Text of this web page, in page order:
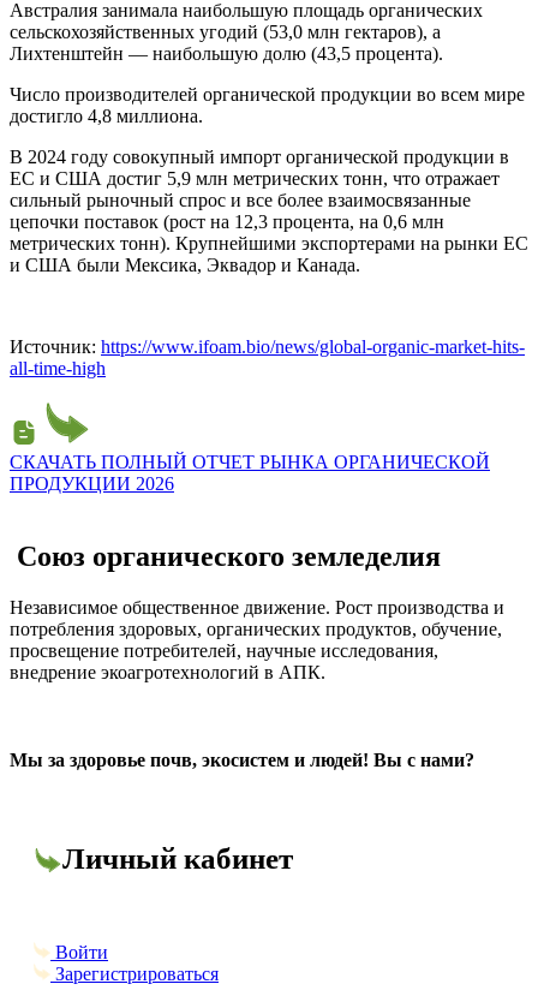
Австралия занимала наибольшую площадь органических
сельскохозяйственных угодий (53,0 млн гектаров), а
Лихтенштейн — наибольшую долю (43,5 процента).
Число производителей органической продукции во всем мире
достигло 4,8 миллиона.
В 2024 году совокупный импорт органической продукции в
ЕС и США достиг 5,9 млн метрических тонн, что отражает
сильный рыночный спрос и все более взаимосвязанные
цепочки поставок (рост на 12,3 процента, на 0,6 млн
метрических тонн). Крупнейшими экспортерами на рынки ЕС
и США были Мексика, Эквадор и Канада.
Источник: https://www.ifoam.bio/news/global-organic-market-hits-
all-time-high
СКАЧАТЬ ПОЛНЫЙ ОТЧЕТ РЫНКА ОРГАНИЧЕСКОЙ
ПРОДУКЦИИ 2026
Союз органического земледелия
Независимое общественное движение. Рост производства и
потребления здоровых, органических продуктов, обучение,
просвещение потребителей, научные исследования,
внедрение экоагротехнологий в АПК.
Мы за здоровье почв, экосистем и людей! Вы с нами?
Личный кабинет
Войти
Зарегистрироваться